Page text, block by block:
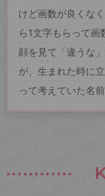
けど画数が良くな
ら1文字もらって画
顔を見て「違うな
が、生まれた時に
って考えていた名